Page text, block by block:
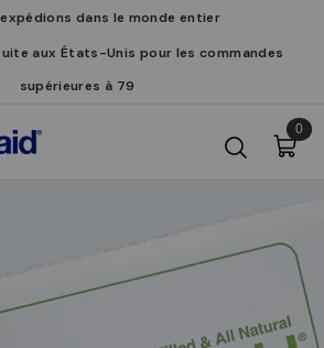
dans le monde entier
aux États-Unis pour les commandes
supérieures à 79
0